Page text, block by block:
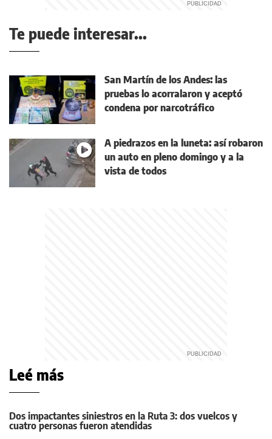
Te puede interesar...
San Martín de los Andes: las
pruebas lo acorralaron y aceptó
condena por narcotráfico
A piedrazos en la luneta: así robaron
un auto en pleno domingo y a la
vista de todos
Leé más
Dos impactantes siniestros en la Ruta 3: dos vuelcos y
cuatro personas fueron atendidas